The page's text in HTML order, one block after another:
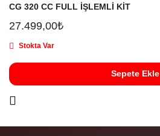
CG 320 CC FULL İŞLEMLİ KİT
27.499,00₺
Stokta Var
Sepete Ekle